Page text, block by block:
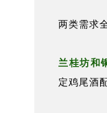
两类需求
兰桂坊和
定鸡尾酒